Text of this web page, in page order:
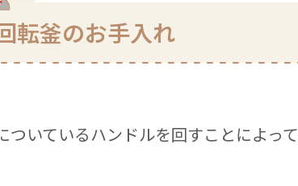
転釜のお手入れ
いているハンドルを回すことによって